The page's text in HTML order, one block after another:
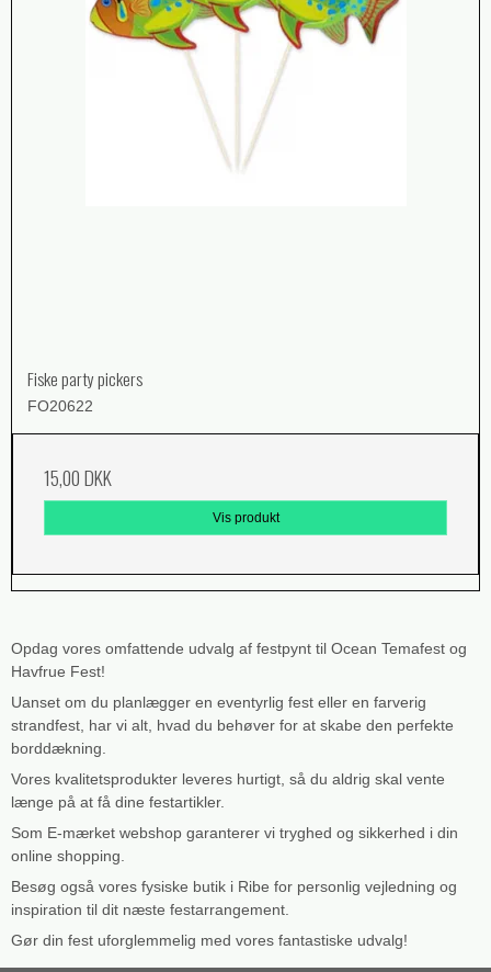
Fiske party pickers
FO20622
15,00 DKK
Vis produkt
Opdag vores omfattende udvalg af festpynt til Ocean Temafest og
Havfrue Fest!
Uanset om du planlægger en eventyrlig fest eller en farverig
strandfest, har vi alt, hvad du behøver for at skabe den perfekte
borddækning.
Vores kvalitetsprodukter leveres hurtigt, så du aldrig skal vente
længe på at få dine festartikler.
Som E-mærket webshop garanterer vi tryghed og sikkerhed i din
online shopping.
Besøg også vores fysiske butik i Ribe for personlig vejledning og
inspiration til dit næste festarrangement.
Gør din fest uforglemmelig med vores fantastiske udvalg!